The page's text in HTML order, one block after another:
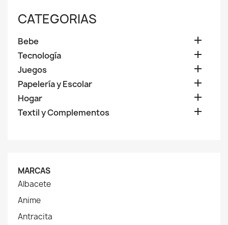
CATEGORIAS
Bebe 
Tecnología 
Juegos 
Papelería y Escolar 
Hogar 
Textil y Complementos 
MARCAS
Albacete
Anime
Antracita